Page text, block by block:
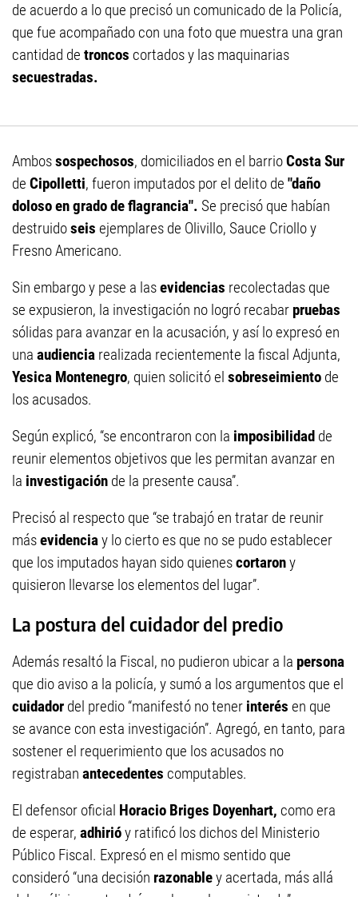
de acuerdo a lo que precisó un comunicado de la Policía,
que fue acompañado con una foto que muestra una gran
cantidad de troncos cortados y las maquinarias
secuestradas.
Ambossospechosos, domiciliados en el barrioCosta Sur
de Cipolletti, fueron imputados por el delito de "daño
doloso en grado de flagrancia". Se precisó que habían
destruidoseis ejemplares de Olivillo, Sauce Criollo y
Fresno Americano.
Sin embargo y pese a lasevidencias recolectadas que
se expusieron, la investigación no logró recabar pruebas
sólidas para avanzar en la acusación, y así lo expresó en
una audiencia realizada recientemente la fiscal Adjunta,
Yesica Montenegro, quien solicitó el sobreseimiento de
los acusados.
Según explicó, “se encontraron con la imposibilidad de
reunir elementos objetivos que les permitan avanzar en
la investigación de la presente causa”.
Precisó al respecto que “se trabajó en tratar de reunir
másevidenciay lo cierto es que no se pudo establecer
que los imputados hayan sido quienescortarony
quisieron llevarse los elementos del lugar”.
La postura del cuidador del predio
Además resaltó la Fiscal, no pudieron ubicar a la persona
que dio aviso a la policía, y sumó a los argumentos que el
cuidador del predio “manifestó no tener interés en que
se avance con esta investigación”. Agregó, en tanto, para
sostener el requerimiento que los acusados no
registraban antecedentes computables.
El defensor oficial Horacio Briges Doyenhart, como era
de esperar, adhirióy ratificó los dichos del Ministerio
Público Fiscal. Expresó en el mismo sentido que
consideró “una decisión razonabley acertada, más allá